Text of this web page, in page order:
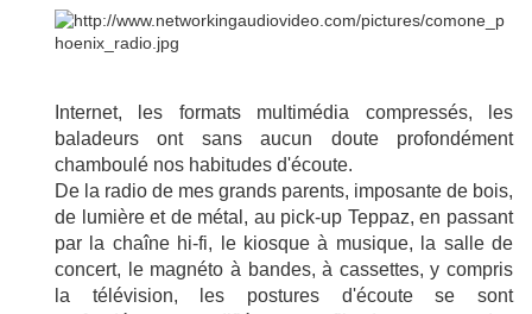
Internet, les formats multimédia compressés, les
baladeurs ont sans aucun doute profondément
chamboulé nos habitudes d'écoute.
De la radio de mes grands parents, imposante de bois,
de lumière et de métal, au pick-up Teppaz, en passant
par la chaîne hi-fi, le kiosque à musique, la salle de
concert, le magnéto à bandes, à cassettes, y compris
la télévision, les postures d'écoute se sont